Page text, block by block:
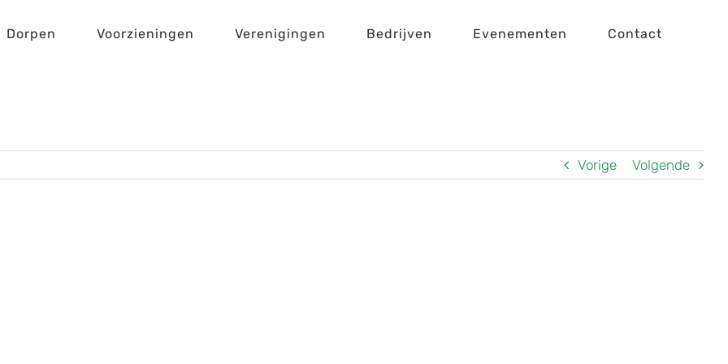
Dorpen Voorzieningen Verenigingen Bedrijven Evenementen Contact
Vorige Volgende